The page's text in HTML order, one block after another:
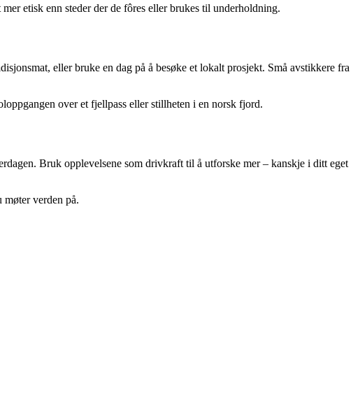
etisk enn steder der de fôres eller brukes til underholdning.
eller bruke en dag på å besøke et lokalt prosjekt. Små avstikkere fra
over et fjellpass eller stillheten i en norsk fjord.
Bruk opplevelsene som drivkraft til å utforske mer – kanskje i ditt eget
verden på.